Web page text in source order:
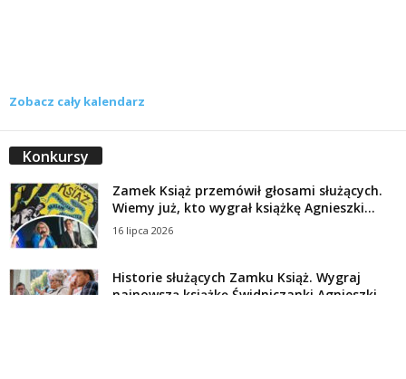
Zobacz cały kalendarz
Konkursy
Zamek Książ przemówił głosami służących.
Wiemy już, kto wygrał książkę Agnieszki...
16 lipca 2026
Historie służących Zamku Książ. Wygraj
najnowszą książkę Świdniczanki Agnieszki